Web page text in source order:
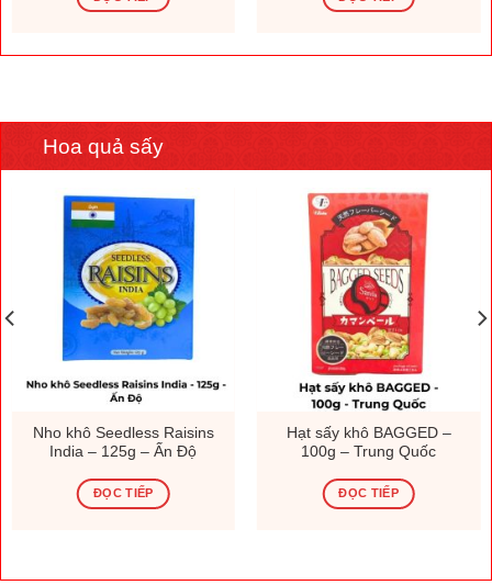
Hoa quả sấy
Nho khô Seedless Raisins
India – 125g – Ấn Độ
ĐỌC TIẾP
Hạt sấy khô BAGGED –
100g – Trung Quốc
ĐỌC TIẾP